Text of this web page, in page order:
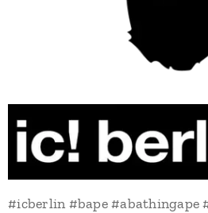
#icberlin #bape #abathingape